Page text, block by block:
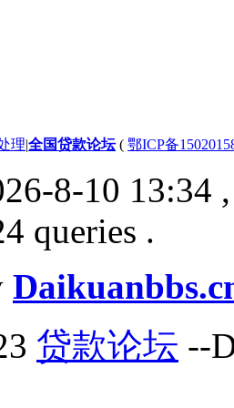
理|全国贷款论坛( 鄂ICP备
8-10 13:34
queries .
贷款论坛 --